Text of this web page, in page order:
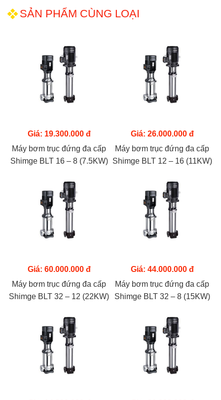
SẢN PHẨM CÙNG LOẠI
Giá: 19.300.000 đ
Máy bơm trục đứng đa cấp
Shimge BLT 16 – 8 (7.5KW)
Giá: 26.000.000 đ
Máy bơm trục đứng đa cấp
Shimge BLT 12 – 16 (11KW)
Giá: 60.000.000 đ
Máy bơm trục đứng đa cấp
Shimge BLT 32 – 12 (22KW)
Giá: 44.000.000 đ
Máy bơm trục đứng đa cấp
Shimge BLT 32 – 8 (15KW)